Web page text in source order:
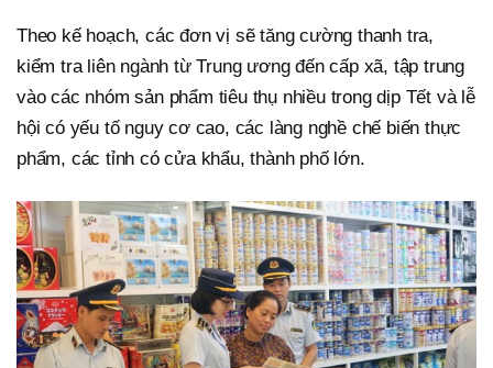
Theo kế hoạch, các đơn vị sẽ tăng cường thanh tra,
kiểm tra liên ngành từ Trung ương đến cấp xã, tập trung
vào các nhóm sản phẩm tiêu thụ nhiều trong dịp Tết và lễ
hội có yếu tố nguy cơ cao, các làng nghề chế biến thực
phẩm, các tỉnh có cửa khẩu, thành phố lớn.